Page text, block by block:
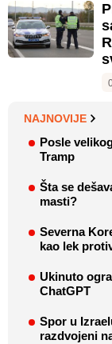
NAJNOVIJE
Posle
Tramp
Šta se
masti?
Severna
kao lek
Ukinuto
ChatGPT
Spor u
razdvojeni